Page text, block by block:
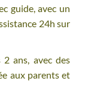
guide, avec un
24h sur
2 ans, avec des
aux parents et